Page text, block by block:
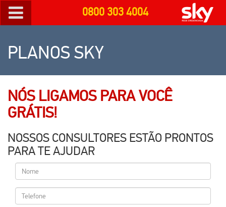
0800 303 4004
PLANOS SKY
NÓS LIGAMOS PARA VOCÊ
GRÁTIS!
NOSSOS CONSULTORES ESTÃO PRONTOS
PARA TE AJUDAR